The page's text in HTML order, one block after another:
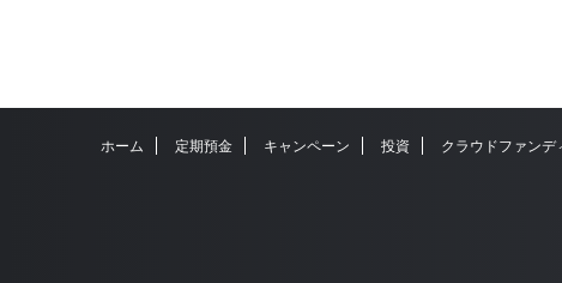
ホーム 定期預金 キャンペーン 投資 クラウドファン